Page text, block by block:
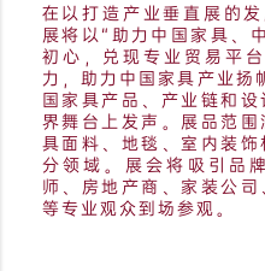
在以打造产业垂直展的
展将以“助力中国家具、
初心，兑现专业贸易平
力，助力中国家具产业扬
国家具产品、产业链和
界舞台上发声。展品范
具面料、地毯、室内装
分领域。展会将吸引品
师、房地产商、家装公
等专业观众到场参观。